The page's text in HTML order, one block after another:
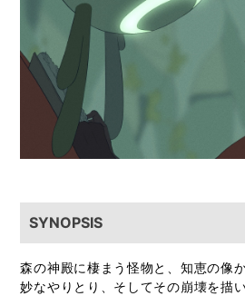
SYNOPSIS
森の神殿に棲まう怪物と、知恵の像
妙なやりとり、そしてその崩壊を描